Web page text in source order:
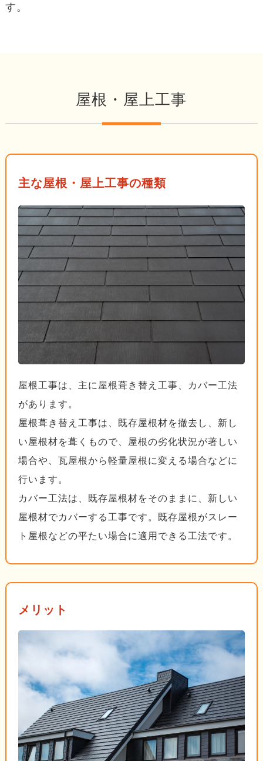
す。
屋根・屋上工事
主な屋根・屋上工事の種類
屋根工事は、主に屋根葺き替え工事、カバー工法
があります。
屋根葺き替え工事は、既存屋根材を撤去し、新し
い屋根材を葺くもので、屋根の劣化状況が著しい
場合や、瓦屋根から軽量屋根に変える場合などに
行います。
カバー工法は、既存屋根材をそのままに、新しい
屋根材でカバーする工事です。既存屋根がスレー
ト屋根などの平たい場合に適用できる工法です。
メリット